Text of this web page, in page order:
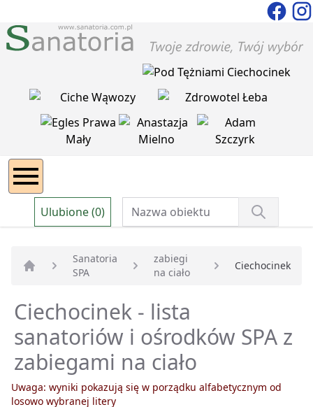
Ulubione (0)
Strona główna
Sanatoria
SPA
zabiegi
na ciało
Ciechocinek
Ciechocinek - lista
sanatoriów i ośrodków SPA z
zabiegami na ciało
Uwaga: wyniki pokazują się w porządku alfabetycznym od
losowo wybranej litery